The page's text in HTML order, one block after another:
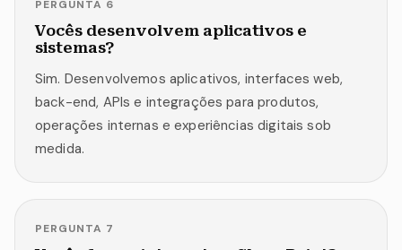
PERGUNTA 6
Vocês desenvolvem aplicativos e
sistemas?
Sim. Desenvolvemos aplicativos, interfaces web,
back-end, APIs e integrações para produtos,
operações internas e experiências digitais sob
medida.
PERGUNTA 7